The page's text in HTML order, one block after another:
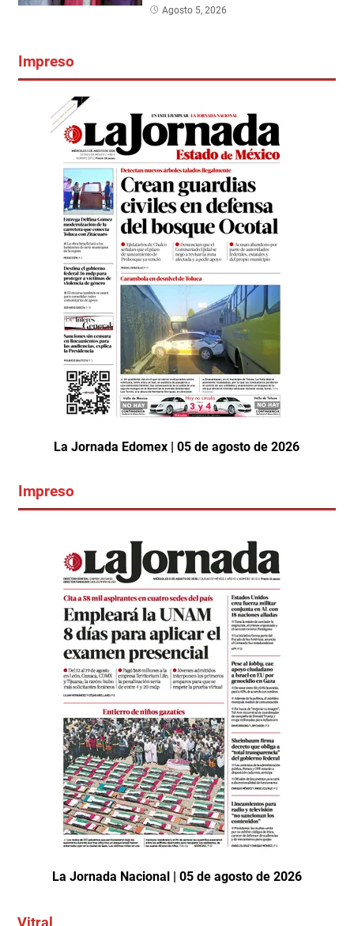
Agosto 5, 2026
Impreso
La Jornada Edomex | 05 de agosto de 2026
Impreso
La Jornada Nacional | 05 de agosto de 2026
Vitral